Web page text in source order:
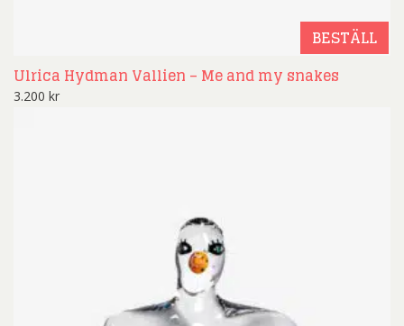
BESTÄLL
Ulrica Hydman Vallien – Me and my snakes
3.200 kr